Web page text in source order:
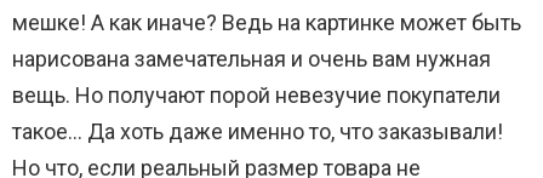
мешке! А как иначе? Ведь на картинке может быть
нарисована замечательная и очень вам нужная
вещь. Но получают порой невезучие покупатели
такое… Да хоть даже именно то, что заказывали!
Но что, если реальный размер товара не